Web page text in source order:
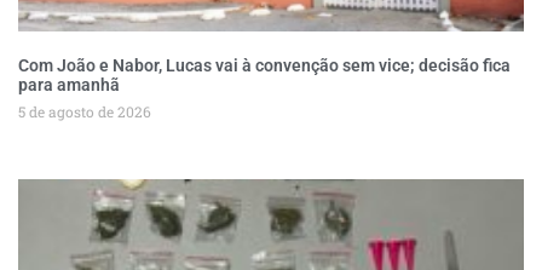
Com João e Nabor, Lucas vai à convenção sem vice; decisão fica
para amanhã
5 de agosto de 2026